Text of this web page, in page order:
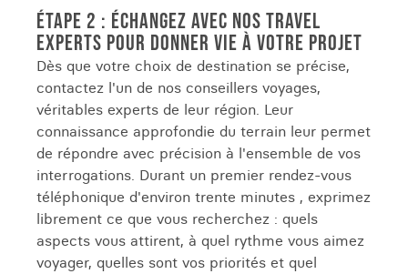
ÉTAPE 2 : ÉCHANGEZ AVEC NOS TRAVEL
EXPERTS POUR DONNER VIE À VOTRE PROJET
Dès que votre choix de destination se précise,
contactez l'un de nos conseillers voyages,
véritables experts de leur région. Leur
connaissance approfondie du terrain leur permet
de répondre avec précision à l'ensemble de vos
interrogations. Durant un premier rendez-vous
téléphonique d'environ trente minutes , exprimez
librement ce que vous recherchez : quels
aspects vous attirent, à quel rythme vous aimez
voyager, quelles sont vos priorités et quel